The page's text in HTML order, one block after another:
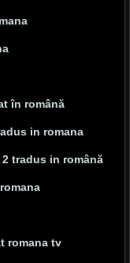
în română
in romana
tradus in română
romana tv